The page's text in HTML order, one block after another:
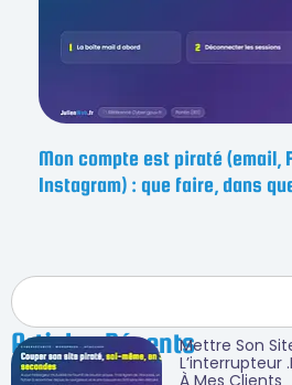
Mon compte est piraté (email,
Instagram) : que faire, dans
Articles RécentsMettre Son
L’interrupteur
À Mes Clients